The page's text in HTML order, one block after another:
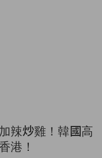
辣炒雞！韓國高
港！